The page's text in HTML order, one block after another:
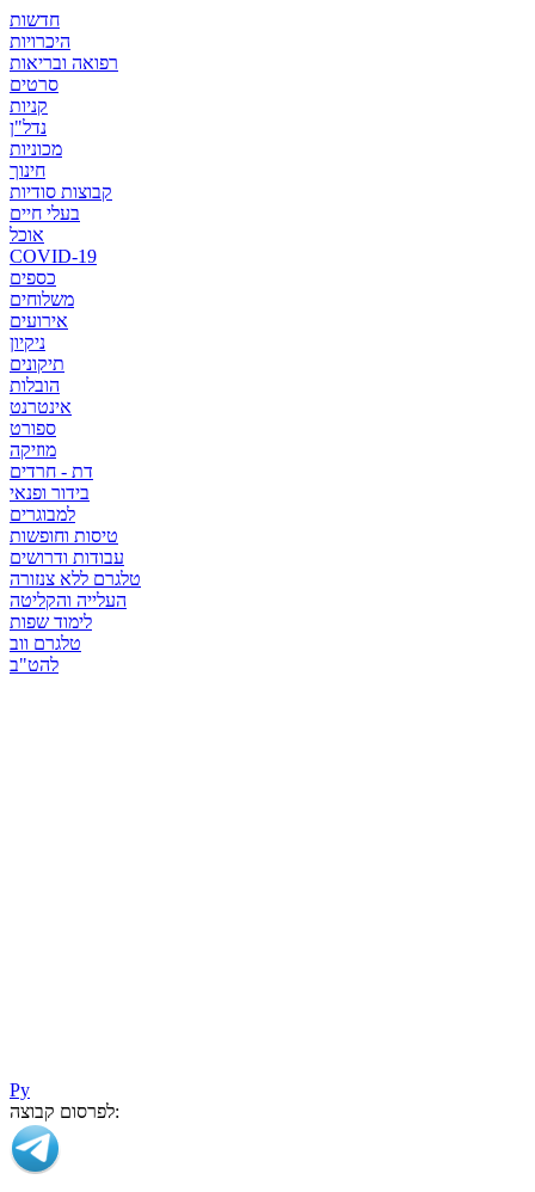
חדשות
היכרויות
רפואה ובריאות
סרטים
קניות
נדל"ן
מכוניות
חינוך
קבוצות סודיות
בעלי חיים
אוכל
COVID-19
כספים
משלוחים
אירועים
ניקיון
תיקונים
הובלות
אינטרנט
ספורט
מוזיקה
דת - חרדים
בידור ופנאי
למבוגרים
טיסות וחופשות
עבודות ודרושים
טלגרם ללא צנזורה
העלייה והקליטה
לימוד שפות
טלגרם ווב
להט"ב
Ру
לפרסום קבוצה: